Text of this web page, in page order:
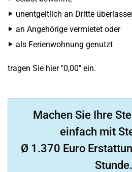
unentgeltlich an Dritte
an Angehörige vermietet oder
als Ferienwohnung genutzt
tragen Sie hier "0,00" ein.
Machen Sie Ihre
einfach mit
Ø 1.370 Euro
Stunde.